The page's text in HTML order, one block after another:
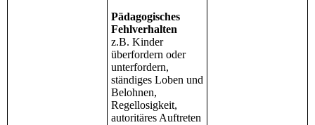
Pädagogisches
Fehlverhalten
z.B. Kinder
überfordern oder
unterfordern,
ständiges Loben und
Belohnen,
Regellosigkeit,
autoritäres Auftreten